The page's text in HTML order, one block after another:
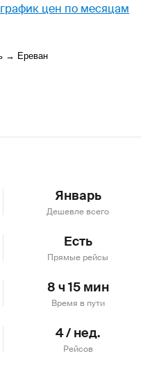
график цен по месяцам
Январь
Дешевле всего
Есть
Прямые рейсы
8 ч 15 мин
Время в пути
4 / нед.
Рейсов